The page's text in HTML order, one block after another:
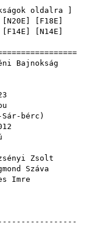
oldalra
N20E F18E
F14E N14E
Bajnokság
23
Sár-bérc)
2012
Zsolt
Száva
Imre